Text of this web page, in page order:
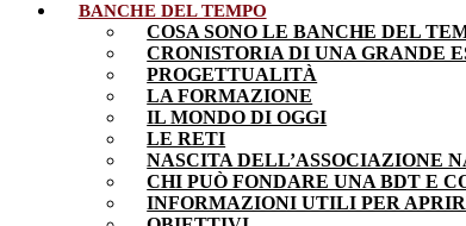
BANCHE DEL TEMPO
COSA SONO LE BANCHE DEL
CRONISTORIA DI UNA GRANDE
PROGETTUALITÀ
LA FORMAZIONE
IL MONDO DI OGGI
LE RETI
NASCITA DELL’ASSOCIAZIONE
CHI PUÒ FONDARE UNA BDT E
INFORMAZIONI UTILI PER